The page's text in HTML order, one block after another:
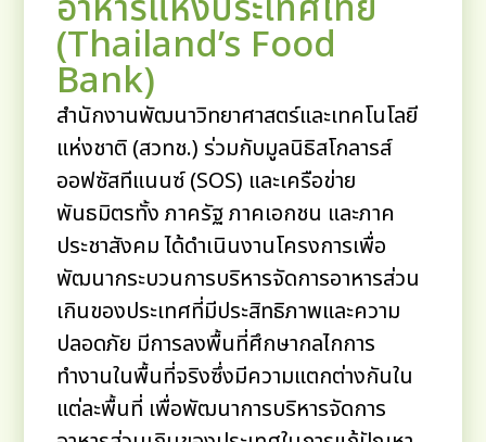
(Thailand’s Food
Bank)
สำนักงานพัฒนาวิทยาศาสตร์และเทคโนโลยี
แห่งชาติ (สวทช.) ร่วมกับมูลนิธิสโกลารส์
ออฟซัสทีแนนซ์ (SOS) และเครือข่าย
พันธมิตรทั้ง ภาครัฐ ภาคเอกชน และภาค
ประชาสังคม ได้ดำเนินงานโครงการเพื่อ
พัฒนากระบวนการบริหารจัดการอาหารส่วน
เกินของประเทศที่มีประสิทธิภาพและความ
ปลอดภัย มีการลงพื้นที่ศึกษากลไกการ
ทำงานในพื้นที่จริงซึ่งมีความแตกต่างกันใน
แต่ละพื้นที่ เพื่อพัฒนาการบริหารจัดการ